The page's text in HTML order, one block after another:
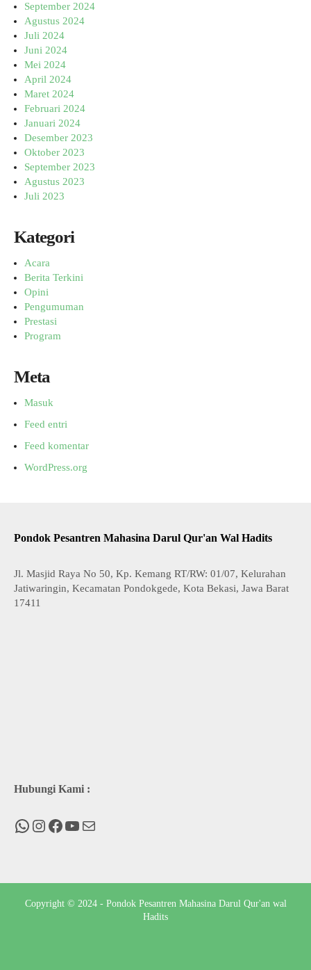
September 2024
Agustus 2024
Juli 2024
Juni 2024
Mei 2024
April 2024
Maret 2024
Februari 2024
Januari 2024
Desember 2023
Oktober 2023
September 2023
Agustus 2023
Juli 2023
Kategori
Acara
Berita Terkini
Opini
Pengumuman
Prestasi
Program
Meta
Masuk
Feed entri
Feed komentar
WordPress.org
Pondok Pesantren Mahasina Darul Qur'an Wal Hadits
Jl. Masjid Raya No 50, Kp. Kemang RT/RW: 01/07, Kelurahan
Jatiwaringin, Kecamatan Pondokgede, Kota Bekasi, Jawa Barat
17411
Hubungi Kami :
WhatsApp
Instagram
Facebook
You Tube
Mail
Copyright © 2024 - Pondok Pesantren Mahasina Darul Qur'an wal
Hadits